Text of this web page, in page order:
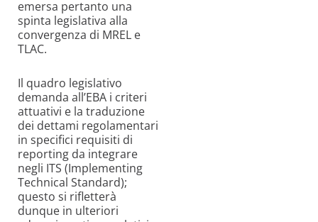
emersa pertanto una
spinta legislativa alla
convergenza di MREL e
TLAC.
Il quadro legislativo
demanda all’EBA i criteri
attuativi e la traduzione
dei dettami regolamentari
in specifici requisiti di
reporting da integrare
negli ITS (Implementing
Technical Standard);
questo si rifletterà
dunque in ulteriori